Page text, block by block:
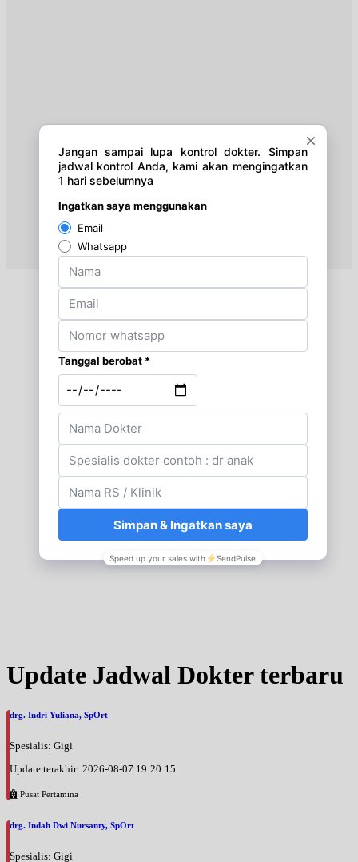
Update Jadwal Dokter terbaru
drg. Indri Yuliana, SpOrt
Spesialis: Gigi
Update terakhir: 2026-08-07 19:20:15
Pusat Pertamina
drg. Indah Dwi Nursanty, SpOrt
Spesialis: Gigi